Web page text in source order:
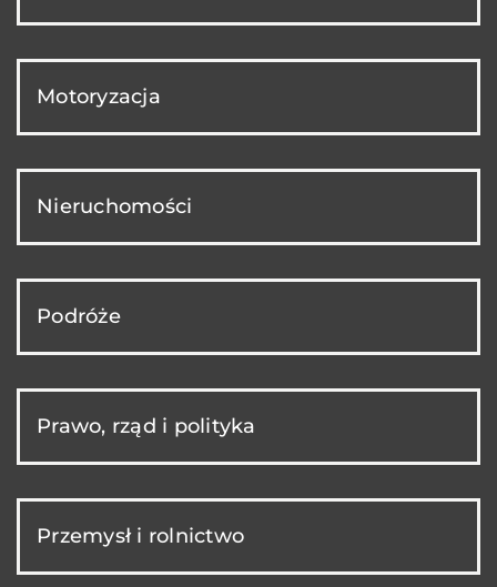
Motoryzacja
Nieruchomości
Podróże
Prawo, rząd i polityka
Przemysł i rolnictwo